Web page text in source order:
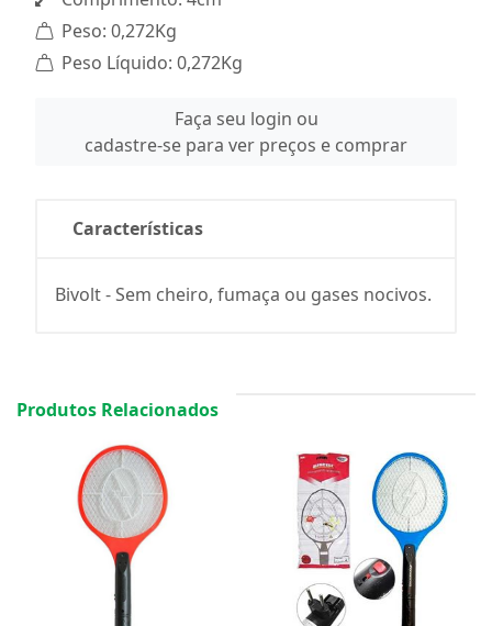
Peso: 0,272Kg
Peso Líquido: 0,272Kg
Faça seu login ou
cadastre-se para ver preços e comprar
Características
Bivolt - Sem cheiro, fumaça ou gases nocivos.
Produtos Relacionados